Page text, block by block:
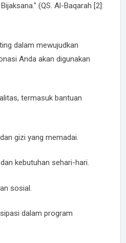
(QS. Al-Baqarah [2]:
dalam mewujudkan
Anda akan digunakan
termasuk bantuan
gizi yang memadai.
kebutuhan sehari-hari.
sosial.
dalam program